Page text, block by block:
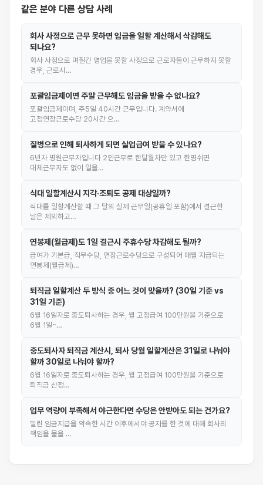
같은 분야 다른 상담 사례
회사 사정으로 근무 못하면 임금을 일할 계산해서 삭감해도
되나요?
회사 사정으로 며칠간 영업을 못할 사정으로 근로자들이 근무하지 못할
경우, 근로시…
포괄임금제이면 주말 근무해도 임금을 받을 수 없나요?
포괄임금제이며, 주5일 40시간 근무입니다. 계약서에
고정연장근로수당 20시간 으…
질병으로 인해 퇴사하게 되면 실업급여 받을 수 있나요?
6년차 병원근무자입니다 2인근무로 한달월차만 있고 한명쉬면
대체근무자도 없이 일을…
식대 일할계산시 지각·조퇴도 공제 대상일까?
식대를 일할계산할 때 그 달의 실제 근무일(공휴일 포함)에서 결근한
날은 제외하고…
연봉제(월급제)도 1일 결근시 주휴수당 차감해도 될까?
급여가 기본급, 직무수당, 연장근로수당으로 구성되어 매월 지급되는
연봉제(월급제)…
퇴직금 일할계산 두 방식 중 어느 것이 맞을까? (30일 기준 vs
31일 기준)
6월 16일자로 중도퇴사하는 경우, 월 고정급여 100만원을 기준으로
6월 1일~…
중도퇴사자 퇴직금 계산시, 퇴사 당월 일할계산은 31일로 나눠야
할까 30일로 나눠야 할까?
6월 16일자로 중도퇴사하는 경우, 월 고정급여 100만원을 기준으로
퇴직금 산정…
업무 역량이 부족해서 야근한다면 수당은 안받아도 되는 건가요?
밀린 임금지급을 약속한 시간 이후에서야 공지를 한 것에 대해 회사의
책임을 물을 …